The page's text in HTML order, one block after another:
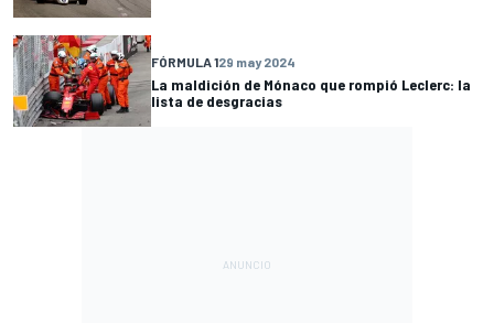
FÓRMULA 129 may 2024
La maldición de Mónaco que rompió Leclerc: la
lista de desgracias